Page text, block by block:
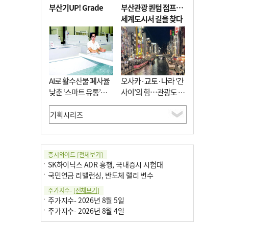
부산기UP! Grade
AI로 활수산물 폐사율
낮춘 ‘스마트 유통’…
사막·산악지대 수출
도전
부산관광 퀀텀 점프…
세계도시서 길을 찾다
오사카·교토·나라 ‘간
사이’의 힘…관광도 뭉
쳐야 흥한다
증시와이드 [전체보기]
SK하이닉스 ADR 흥행, 국내증시 시험대
국민연금 리밸런싱, 반도체 랠리 변수
주가지수- [전체보기]
주가지수- 2026년 8월 5일
주가지수- 2026년 8월 4일